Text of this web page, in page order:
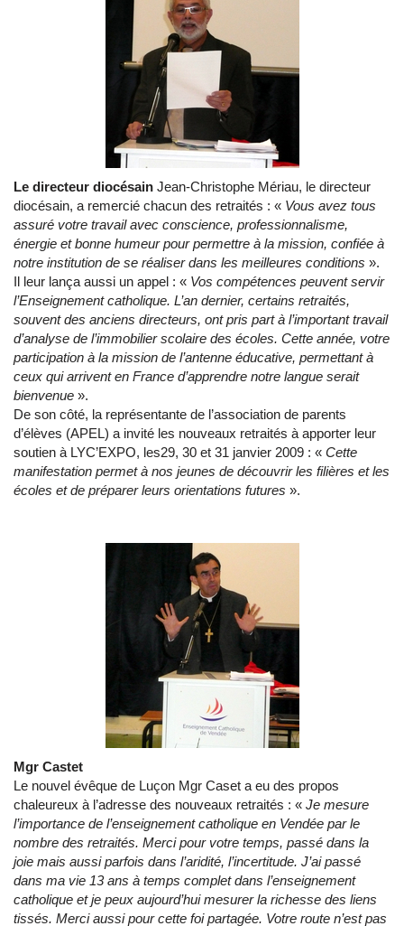
Le directeur diocésain Jean-Christophe Mériau, le directeur
diocésain, a remercié chacun des retraités : « Vous avez tous
assuré votre travail avec conscience, professionnalisme,
énergie et bonne humeur pour permettre à la mission, confiée à
notre institution de se réaliser dans les meilleures conditions ».
Il leur lança aussi un appel : « Vos compétences peuvent servir
l’Enseignement catholique. L’an dernier, certains retraités,
souvent des anciens directeurs, ont pris part à l’important travail
d’analyse de l’immobilier scolaire des écoles. Cette année, votre
participation à la mission de l’antenne éducative, permettant à
ceux qui arrivent en France d’apprendre notre langue serait
bienvenue ».
De son côté, la représentante de l’association de parents
d’élèves (APEL) a invité les nouveaux retraités à apporter leur
soutien à LYC’EXPO, les29, 30 et 31 janvier 2009 : « Cette
manifestation permet à nos jeunes de découvrir les filières et les
écoles et de préparer leurs orientations futures ».
Mgr Castet
Le nouvel évêque de Luçon Mgr Caset a eu des propos
chaleureux à l’adresse des nouveaux retraités : « Je mesure
l’importance de l’enseignement catholique en Vendée par le
nombre des retraités. Merci pour votre temps, passé dans la
joie mais aussi parfois dans l’aridité, l’incertitude. J’ai passé
dans ma vie 13 ans à temps complet dans l’enseignement
catholique et je peux aujourd’hui mesurer la richesse des liens
tissés. Merci aussi pour cette foi partagée. Votre route n’est pas